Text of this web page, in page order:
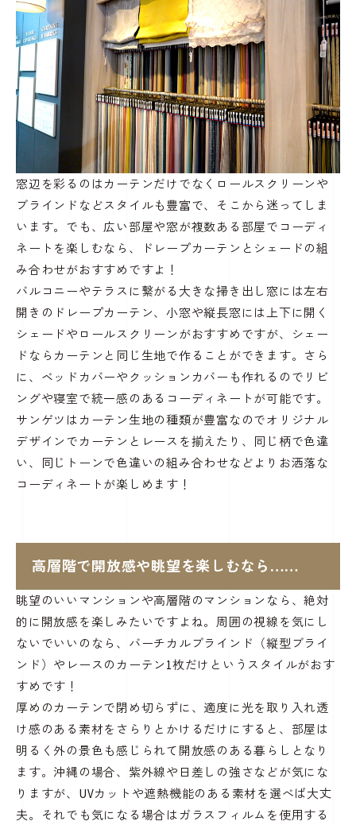
窓辺を彩るのはカーテンだけでなくロールスクリーンや
ブラインドなどスタイルも豊富で、そこから迷ってしま
います。でも、広い部屋や窓が複数ある部屋でコーディ
ネートを楽しむなら、ドレープカーテンとシェードの組
み合わせがおすすめですよ！
バルコニーやテラスに繋がる大きな掃き出し窓には左右
開きのドレープカーテン、小窓や縦長窓には上下に開く
シェードやロールスクリーンがおすすめですが、シェー
ドならカーテンと同じ生地で作ることができます。さら
に、ベッドカバーやクッションカバーも作れるのでリビ
ングや寝室で統一感のあるコーディネートが可能です。
サンゲツはカーテン生地の種類が豊富なのでオリジナル
デザインでカーテンとレースを揃えたり、同じ柄で色違
い、同じトーンで色違いの組み合わせなどよりお洒落な
コーディネートが楽しめます！
高層階で開放感や眺望を楽しむなら……
眺望のいいマンションや高層階のマンションなら、絶対
的に開放感を楽しみたいですよね。周囲の視線を気にし
ないでいいのなら、バーチカルブラインド（縦型ブライ
ンド）やレースのカーテン1枚だけというスタイルがおす
すめです！
厚めのカーテンで閉め切らずに、適度に光を取り入れ透
け感のある素材をさらりとかけるだけにすると、部屋は
明るく外の景色も感じられて開放感のある暮らしとなり
ます。沖縄の場合、紫外線や日差しの強さなどが気にな
りますが、UVカットや遮熱機能のある素材を選べば大丈
夫。それでも気になる場合はガラスフィルムを使用する